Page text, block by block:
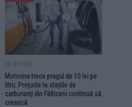
28.07.2026
Motorina trece pragul de 10 lei pe
litru. Prețurile la stațiile de
carburanți din Fălticeni continuă să
crească